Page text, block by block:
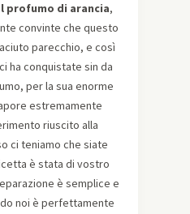
profumo di arancia,
convinte che questo
parecchio, e così
ha conquistate sin da
per la sua enorme
estremamente
riuscito alla
ci teniamo che siate
è stata di vostro
è semplice e
noi è perfettamente